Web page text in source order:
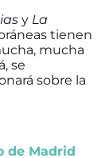
y La
tienen
mucha
se
sobre la
de Madrid